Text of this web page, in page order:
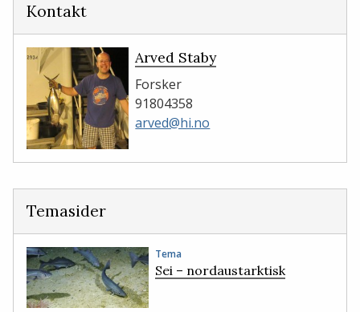
Kontakt
Arved Staby
Forsker
91804358
arved@hi.no
Temasider
Tema
Sei – nordaustarktisk